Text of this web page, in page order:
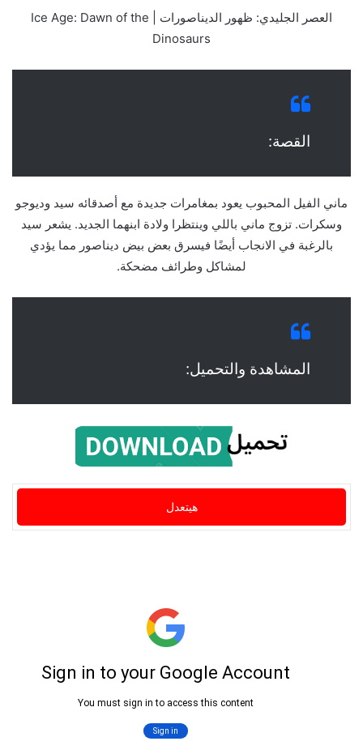
العصر الجليدي: ظهور الديناصورات | Ice Age: Dawn of the
Dinosaurs
القصة:
ماني الفيل المحبوب يعود بمغامرات جديدة مع أصدقائه سيد وديوجو
وسكرات. تزوج ماني باللي وينتظرا ولادة ابنهما الجديد. يشعر سيد
بالرغبة في الانجاب أيضًا فيسرق بعض بيض ديناصور مما يؤدي
لمشاكل وطرائف مضحكة.
المشاهدة والتحميل:
هيتعدل